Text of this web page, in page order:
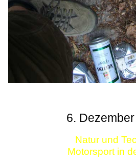
6.
Natur und
Motorsport in